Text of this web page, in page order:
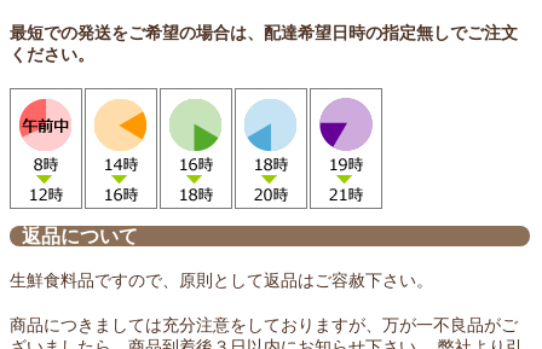
最短での発送をご希望の場合は、配達希望日時の指定無しでご注文
ください。
返品について
生鮮食料品ですので、原則として返品はご容赦下さい。
商品につきましては充分注意をしておりますが、万が一不良品がご